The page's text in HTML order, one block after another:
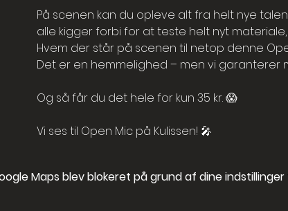
På scenen kan du opleve alt fra helt nye
alle kigger forbi for at teste helt nyt materiale,
Hvem der står på scenen til netop denne
Det er en hemmelighed – men vi garanterer
Og så får du det hele for kun 35 kr. 😱
Vi ses til Open Mic på Kulissen! 🎤
Maps blev blokeret på grund af dine